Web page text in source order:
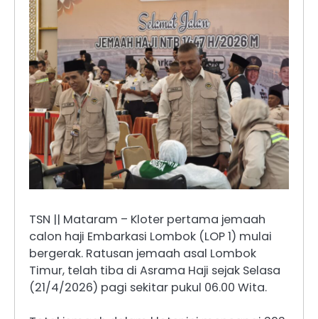
TSN || Mataram – Kloter pertama jemaah
calon haji Embarkasi Lombok (LOP 1) mulai
bergerak. Ratusan jemaah asal Lombok
Timur, telah tiba di Asrama Haji sejak Selasa
(21/4/2026) pagi sekitar pukul 06.00 Wita.